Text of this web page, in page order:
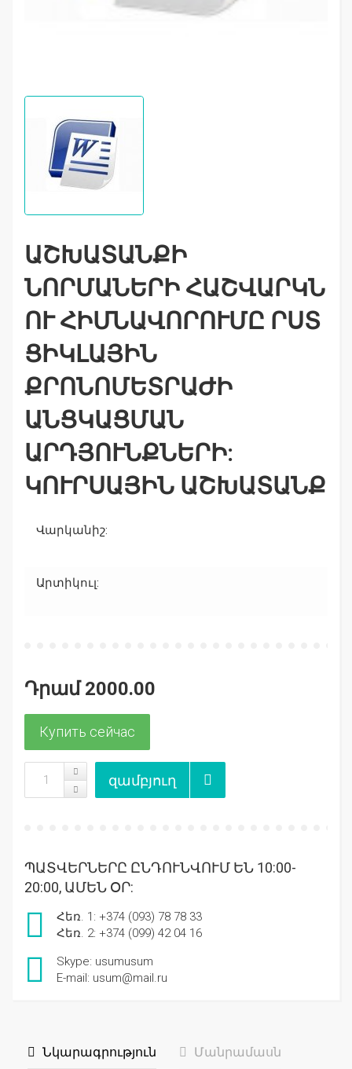
ԱՇԽԱՏԱՆՔԻ
ՆՈՐՄԱՆԵՐԻ ՀԱՇՎԱՐԿՆ
ՈՒ ՀԻՄՆԱՎՈՐՈՒՄԸ ՐՍՏ
ՑԻԿԼԱՅԻՆ
ՔՐՈՆՈՄԵՏՐԱԺԻ
ԱՆՑԿԱՑՄԱՆ
ԱՐԴՅՈՒՆՔՆԵՐԻ:
ԿՈՒՐՍԱՅԻՆ ԱՇԽԱՏԱՆՔ
Վարկանիշ:
Արտիկուլ:
Դրամ 2000.00
ՊԱՏՎԵՐՆԵՐԸ ԸՆԴՈՒՆՎՈՒՄ ԵՆ 10:00-
20:00, ԱՄԵՆ ՕՐ:
Հեռ. 1: +374 (093) 78 78 33
Հեռ. 2: +374 (099) 42 04 16
Skype: usumusum
E-mail: usum@mail.ru
Նկարագրություն Մանրամասն